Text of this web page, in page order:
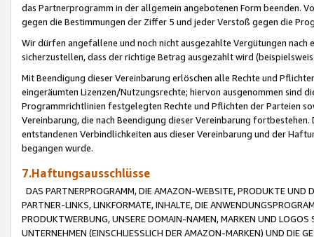
das Partnerprogramm in der allgemein angebotenen Form beenden.
gegen die Bestimmungen der Ziffer 5 und jeder Verstoß gegen die
Wir dürfen angefallene und noch nicht ausgezahlte Vergütungen
sicherzustellen, dass der richtige Betrag ausgezahlt wird
Mit Beendigung dieser Vereinbarung erlöschen alle Rechte und
eingeräumten Lizenzen/Nutzungsrechte; hiervon ausgenommen sind
Programmrichtlinien festgelegten Rechte und Pflichten der Parteien
Vereinbarung, die nach Beendigung dieser Vereinbarung
entstandenen Verbindlichkeiten aus dieser Vereinbarung und der
begangen wurde.
7.Haftungsausschlüsse
DAS PARTNERPROGRAMM, DIE AMAZON-WEBSITE, PRODUKTE UND
PARTNER-LINKS, LINKFORMATE, INHALTE, DIE
PRODUKTWERBUNG, UNSERE DOMAIN-NAMEN, MARKEN UND
UNTERNEHMEN (EINSCHLIESSLICH DER AMAZON-MARKEN) UND DIE